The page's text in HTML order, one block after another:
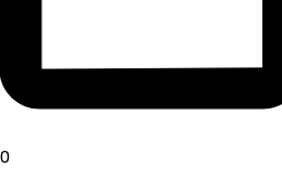
0